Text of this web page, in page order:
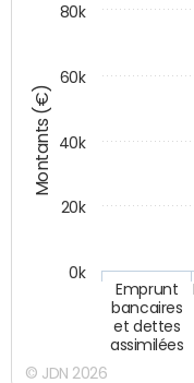
Montants (€)
Emprunt
bancaires
et dettes
assimilées
0k
20k
40k
60k
80k
© JDN 2026